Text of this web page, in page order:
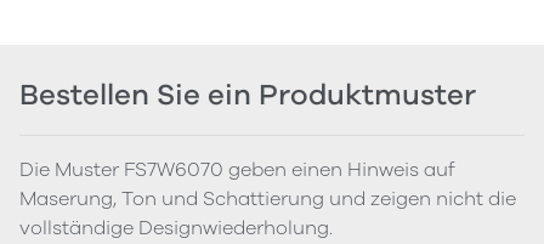
Bestellen Sie ein Produktmuster
Die Muster FS7W6070 geben einen Hinweis auf
Maserung, Ton und Schattierung und zeigen nicht die
vollständige Designwiederholung.